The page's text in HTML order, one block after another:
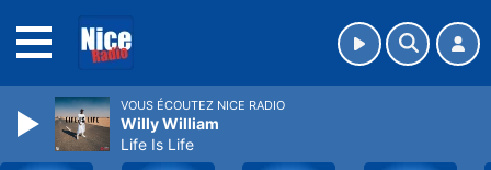
VOUS ÉCOUTEZ NICE RADIO
Willy William
Life Is Life